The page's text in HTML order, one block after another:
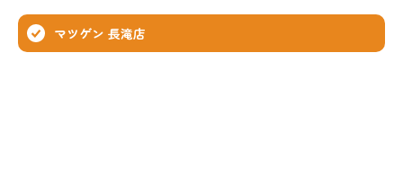
マツゲン 長滝店